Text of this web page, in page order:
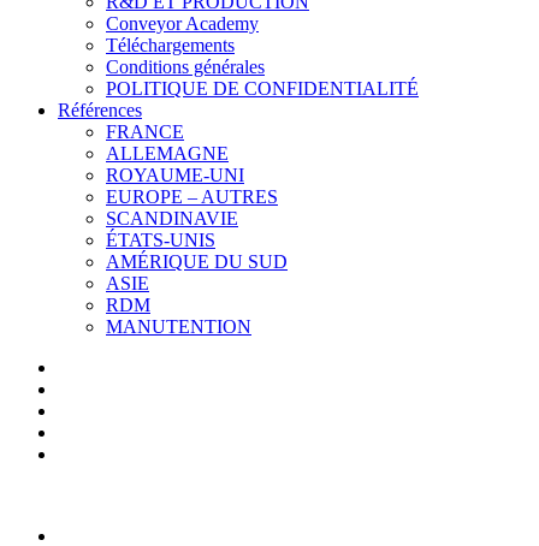
Conveyor Academy
Téléchargements
Conditions générales
POLITIQUE DE CONFIDENTIALITÉ
Références
FRANCE
ALLEMAGNE
ROYAUME-UNI
EUROPE – AUTRES
SCANDINAVIE
ÉTATS-UNIS
AMÉRIQUE DU SUD
ASIE
RDM
MANUTENTION